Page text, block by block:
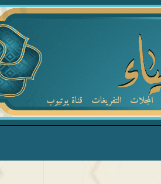
المجلات التفريغات قناة يوتيوب